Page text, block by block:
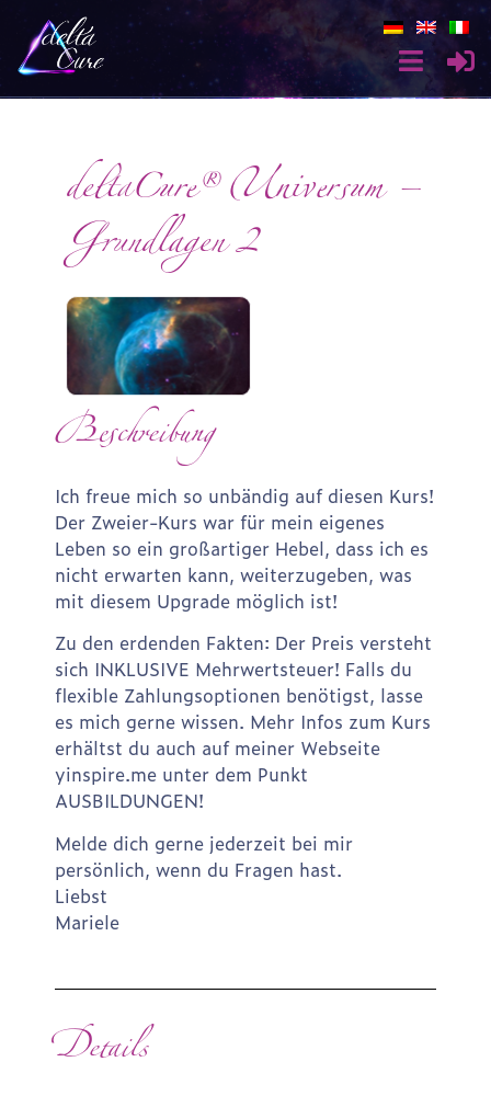
deltaCure® Universum –
Grundlagen 2
Beschreibung
Ich freue mich so unbändig auf diesen Kurs!
Der Zweier-Kurs war für mein eigenes
Leben so ein großartiger Hebel, dass ich es
nicht erwarten kann, weiterzugeben, was
mit diesem Upgrade möglich ist!
Zu den erdenden Fakten: Der Preis versteht
sich INKLUSIVE Mehrwertsteuer! Falls du
flexible Zahlungsoptionen benötigst, lasse
es mich gerne wissen. Mehr Infos zum Kurs
erhältst du auch auf meiner Webseite
yinspire.me unter dem Punkt
AUSBILDUNGEN!
Melde dich gerne jederzeit bei mir
persönlich, wenn du Fragen hast.
Liebst
Mariele
Details